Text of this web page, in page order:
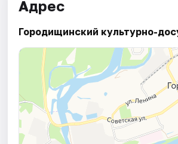
Адрес
Городищинский культурно-